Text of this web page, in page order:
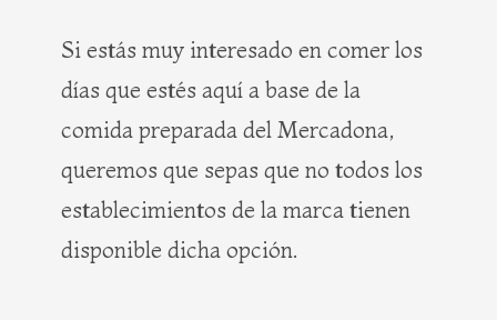
Si estás muy interesado en comer los
días que estés aquí a base de la
comida preparada del Mercadona,
queremos que sepas que no todos los
establecimientos de la marca tienen
disponible dicha opción.